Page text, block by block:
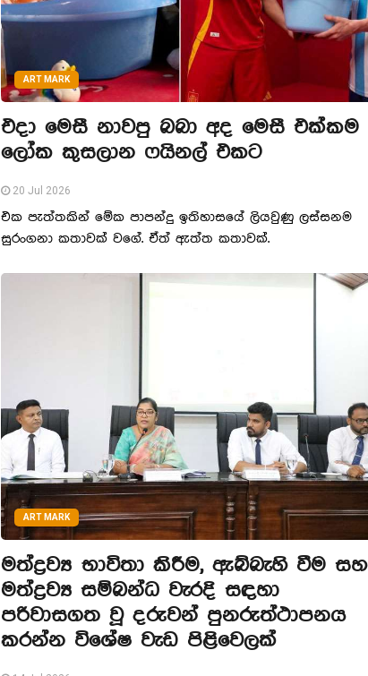
ART MARK
එදා මෙසී නාවපු බබා අද මෙසී එක්කම
ලෝක කුසලාන ෆයිනල් එකට
20 Jul 2026
එක පැත්තකින් මේක පාපන්දු ඉතිහාසයේ ලියවුණු ලස්සනම
සුරංගනා කතාවක් වගේ. ඒත් ඇත්ත කතාවක්.
ART MARK
මත්ද්‍රව්‍ය භාවිතා කිරීම, ඇබ්බැහි වීම සහ
මත්ද්‍රව්‍ය සම්බන්ධ වැරදි සඳහා
පරිවාසගත වූ දරුවන් පුනරුත්ථාපනය
කරන්න විශේෂ වැඩ පිළිවෙලක්